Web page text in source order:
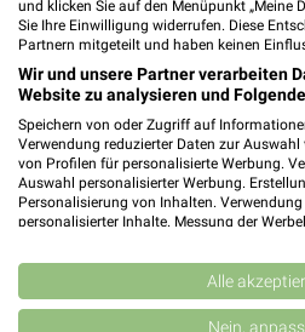
Jetzt alle "Wein" Themen
und klicken Sie auf den Menüpunkt „Meine
Sie Ihre Einwilligung widerrufen. Diese
Partnern mitgeteilt und haben keinen
Wir und unsere Partner verarbeiten
Website zu analysieren und
Speichern von oder Zugriff auf
Verwendung reduzierter Daten zur
von Profilen für personalisierte Werbung.
Auswahl personalisierter Werbung.
Personalisierung von Inhalten.
personalisierter Inhalte. Messung der
Kombinationen von Daten aus
Verbesserung der Angebote. Verwendung
von Inhalten.
Daten können außerhalb der Europäischen
Alle
Nein,